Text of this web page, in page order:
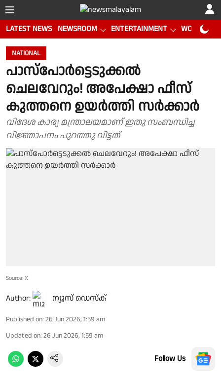
LATEST NEWS NEWSROOM ENTERTAINMENT WORLD CUP
NATIONAL
പാസ്പോർട്ടെടുക്കൽ
ചെലവേറും! അപേക്ഷാ ഫീസ്
കുത്തനെ ഉയർത്തി സർക്കാർ
വിദേശ കാര്യ മന്ത്രാലയമാണ് ഇതു സംബന്ധിച്ച
വിജ്ഞാപനം പുറത്തു വിട്ടത്
Source: X
Author: ന്യൂസ് ഡെസ്ക്
Published on: 26 Jun 2026, 1:59 am
Updated on: 26 Jun 2026, 1:59 am
Follow Us